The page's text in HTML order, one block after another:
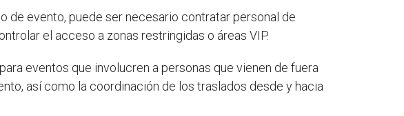
de evento, puede ser necesario contratar personal de
el acceso a zonas restringidas o áreas VIP.
eventos que involucren a personas que vienen de fuera
así como la coordinación de los traslados desde y hacia